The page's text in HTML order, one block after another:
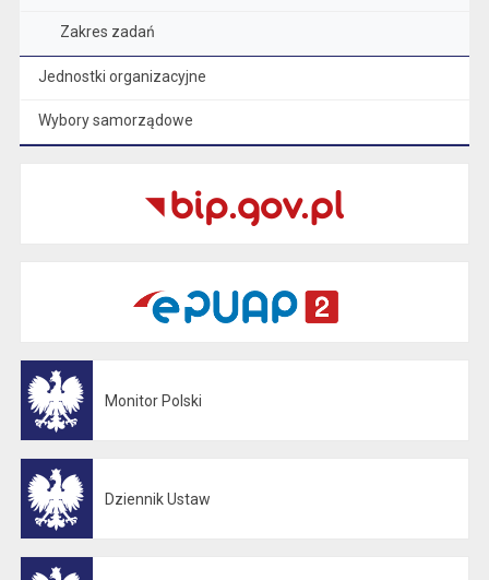
Zakres zadań
Jednostki organizacyjne
Wybory samorządowe
Monitor Polski
Dziennik Ustaw